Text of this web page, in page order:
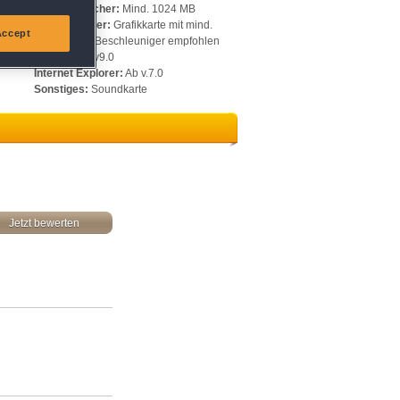
Arbeitsspeicher: Mind. 1024 MB
Videospeicher: Grafikkarte mit mind.
128 MB, 3D-Beschleuniger empfohlen
Ab v9.0
Internet Explorer: Ab v.7.0
Sonstiges: Soundkarte
Jetzt bewerten